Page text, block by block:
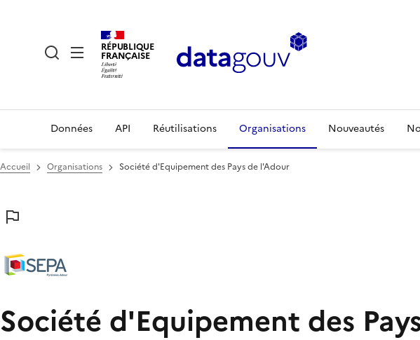
RÉPUBLIQUE
FRANÇAISE
Données API Réutilisations Organisations Nouveautés
Accueil Organisations Société d'Equipement des Pays de l'Adour
Société d'Equipement des